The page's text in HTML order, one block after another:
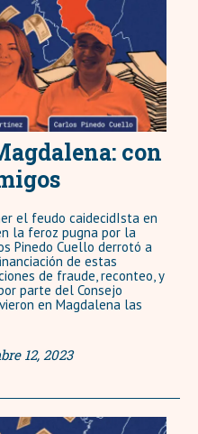
con
el feudo caidecidIsta en
la feroz pugna por la
Pinedo Cuello derrotó a
de estas
de fraude, reconteo, y
parte del Consejo
en Magdalena las
12, 2023